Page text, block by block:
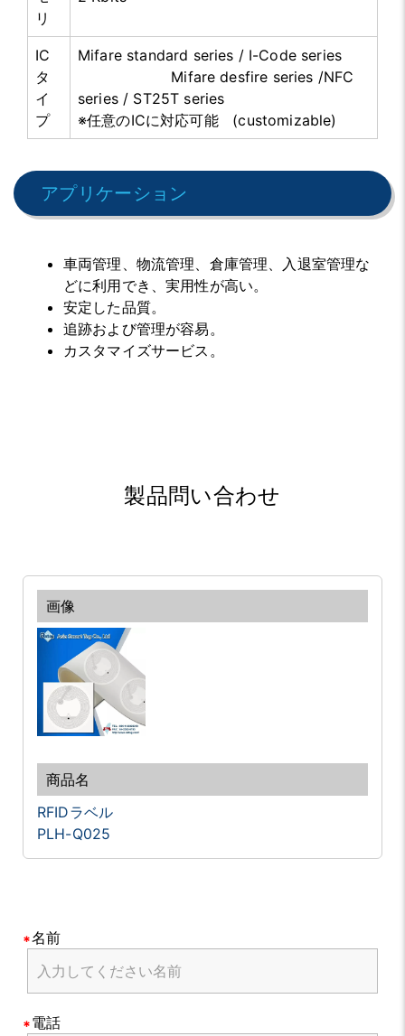
リ
IC
タ
イ
プ
Mifare standard series / I-Code series
Mifare desfire series /NFC
series / ST25T series
※任意のICに対応可能 (customizable)
アプリケーション
車両管理、物流管理、倉庫管理、入退室管理な
どに利用でき、実用性が高い。
安定した品質。
追跡および管理が容易。
カスタマイズサービス。
製品問い合わせ
RFIDラベル
PLH-Q025
名前
電話